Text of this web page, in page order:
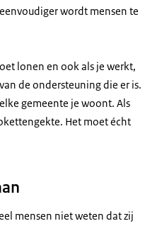
wordt mensen te
lonen en ook als je werkt,
de ondersteuning die er is.
gemeente je woont. Als
Het moet écht
mensen niet weten dat zij